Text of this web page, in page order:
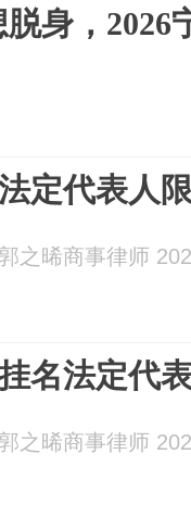
身，2026
定代表人
之晞商事律师
名法定代
之晞商事律师